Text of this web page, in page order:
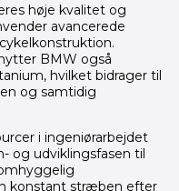
høje kvalitet og
avancerede
BMW også
hvilket bidrager til
og samtidig
i ingeniørarbejdet
og udviklingsfasen til
konstant stræben efter